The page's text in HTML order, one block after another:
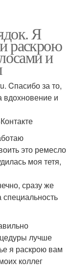
Я
раскрою
и
Cпасибо за то,
вдохновение и
это ремесло
моя тетя,
сразу же
лучше
я раскрою вам
коллег